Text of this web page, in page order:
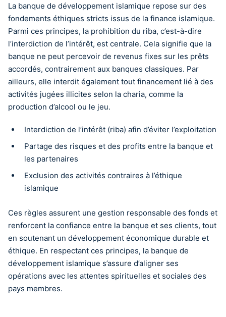
La banque de développement islamique repose sur des
fondements éthiques stricts issus de la finance islamique.
Parmi ces principes, la prohibition du riba, c’est-à-dire
l’interdiction de l’intérêt, est centrale. Cela signifie que la
banque ne peut percevoir de revenus fixes sur les prêts
accordés, contrairement aux banques classiques. Par
ailleurs, elle interdit également tout financement lié à des
activités jugées illicites selon la charia, comme la
production d’alcool ou le jeu.
Interdiction de l’intérêt (riba) afin d’éviter l’exploitation
Partage des risques et des profits entre la banque et
les partenaires
Exclusion des activités contraires à l’éthique
islamique
Ces règles assurent une gestion responsable des fonds et
renforcent la confiance entre la banque et ses clients, tout
en soutenant un développement économique durable et
éthique. En respectant ces principes, la banque de
développement islamique s’assure d’aligner ses
opérations avec les attentes spirituelles et sociales des
pays membres.